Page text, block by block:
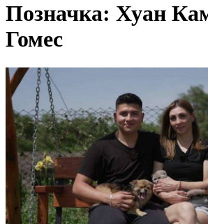
Позначка: Хуан
Гомес